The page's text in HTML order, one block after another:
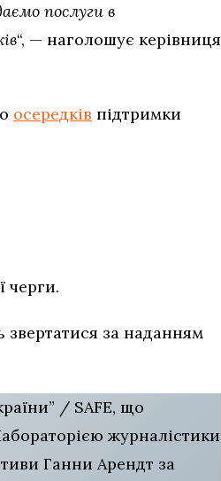
послуги в
“, — наголошує керівниця
осередків підтримки
черги.
звертатися за наданням
/ SAFE, що
журналістики
Ганни Арендт за